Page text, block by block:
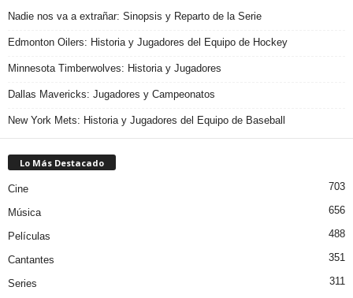
Nadie nos va a extrañar: Sinopsis y Reparto de la Serie
Edmonton Oilers: Historia y Jugadores del Equipo de Hockey
Minnesota Timberwolves: Historia y Jugadores
Dallas Mavericks: Jugadores y Campeonatos
New York Mets: Historia y Jugadores del Equipo de Baseball
Lo Más Destacado
Cine 703
Música 656
Películas 488
Cantantes 351
Series 311